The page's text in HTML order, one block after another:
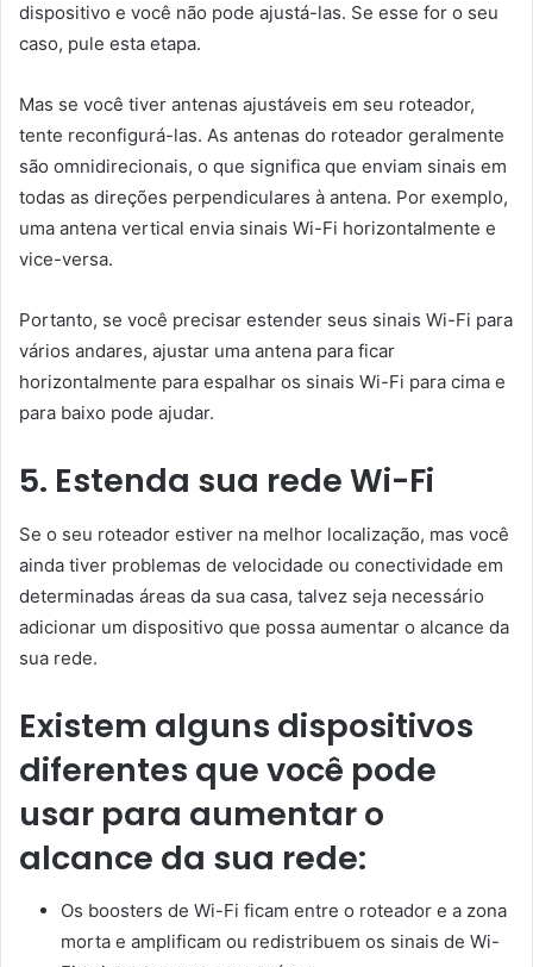
dispositivo e você não pode ajustá-las. Se esse for o seu
caso, pule esta etapa.
Mas se você tiver antenas ajustáveis ​​em seu roteador,
tente reconfigurá-las. As antenas do roteador geralmente
são omnidirecionais, o que significa que enviam sinais em
todas as direções perpendiculares à antena. Por exemplo,
uma antena vertical envia sinais Wi-Fi horizontalmente e
vice-versa.
Portanto, se você precisar estender seus sinais Wi-Fi para
vários andares, ajustar uma antena para ficar
horizontalmente para espalhar os sinais Wi-Fi para cima e
para baixo pode ajudar.
5. Estenda sua rede Wi-Fi
Se o seu roteador estiver na melhor localização, mas você
ainda tiver problemas de velocidade ou conectividade em
determinadas áreas da sua casa, talvez seja necessário
adicionar um dispositivo que possa aumentar o alcance da
sua rede.
Existem alguns dispositivos
diferentes que você pode
usar para aumentar o
alcance da sua rede:
Os boosters de Wi-Fi ficam entre o roteador e a zona
morta e amplificam ou redistribuem os sinais de Wi-